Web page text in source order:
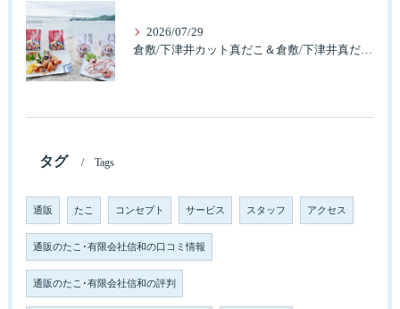
2026/07/29
倉敷/下津井カット真だこ＆倉敷/下津井真だこ唐揚げ・セット人気です。
タグ Tags
通販 たこ コンセプト サービス スタッフ アクセス
通販のたこ･有限会社信和の口コミ情報
通販のたこ･有限会社信和の評判